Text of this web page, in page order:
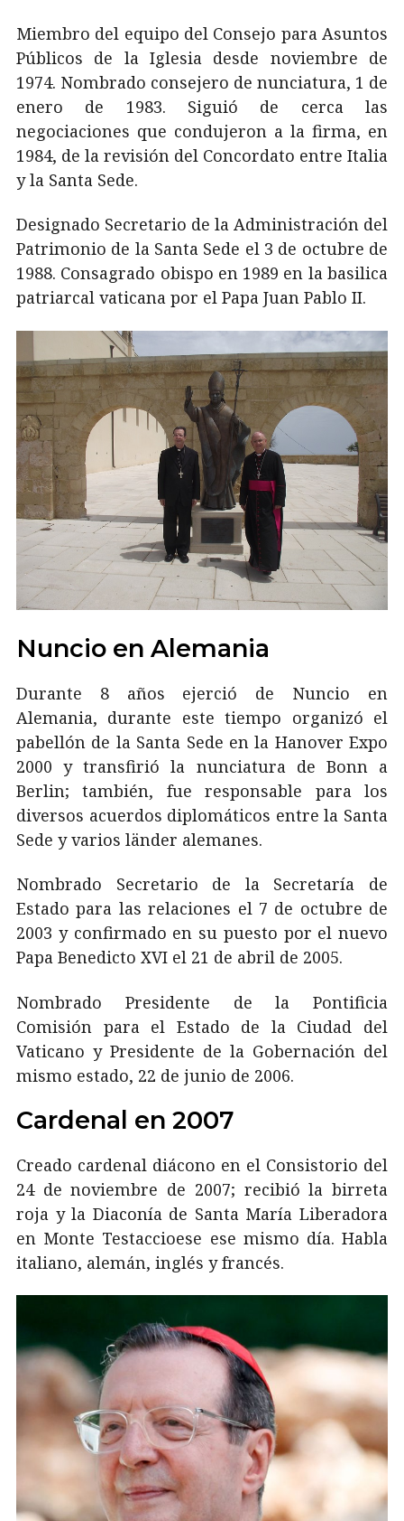
Miembro del equipo del Consejo para Asuntos
Públicos de la Iglesia desde noviembre de
1974. Nombrado consejero de nunciatura, 1 de
enero de 1983. Siguió de cerca las
negociaciones que condujeron a la firma, en
1984, de la revisión del Concordato entre Italia
y la Santa Sede.
Designado Secretario de la Administración del
Patrimonio de la Santa Sede el 3 de octubre de
1988. Consagrado obispo en 1989 en la basilica
patriarcal vaticana por el Papa Juan Pablo II.
Nuncio en Alemania
Durante 8 años ejerció de Nuncio en
Alemania, durante este tiempo organizó el
pabellón de la Santa Sede en la Hanover Expo
2000 y transfirió la nunciatura de Bonn a
Berlin; también, fue responsable para los
diversos acuerdos diplomáticos entre la Santa
Sede y varios länder alemanes.
Nombrado Secretario de la Secretaría de
Estado para las relaciones el 7 de octubre de
2003 y confirmado en su puesto por el nuevo
Papa Benedicto XVI el 21 de abril de 2005.
Nombrado Presidente de la Pontificia
Comisión para el Estado de la Ciudad del
Vaticano y Presidente de la Gobernación del
mismo estado, 22 de junio de 2006.
Cardenal en 2007
Creado cardenal diácono en el Consistorio del
24 de noviembre de 2007; recibió la birreta
roja y la Diaconía de Santa María Liberadora
en Monte Testaccioese ese mismo día. Habla
italiano, alemán, inglés y francés.